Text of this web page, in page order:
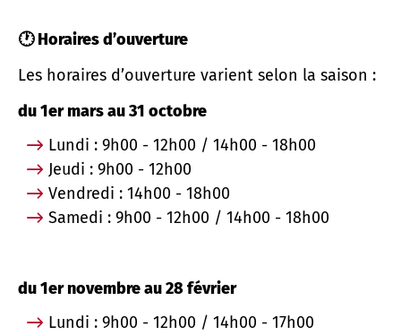
🕐 Horaires d’ouverture
Les horaires d’ouverture varient selon la saison :
du 1er mars au 31 octobre
Lundi : 9h00 - 12h00 / 14h00 - 18h00
Jeudi : 9h00 - 12h00
Vendredi : 14h00 - 18h00
Samedi : 9h00 - 12h00 / 14h00 - 18h00
du 1er novembre au 28 février
Lundi : 9h00 - 12h00 / 14h00 - 17h00